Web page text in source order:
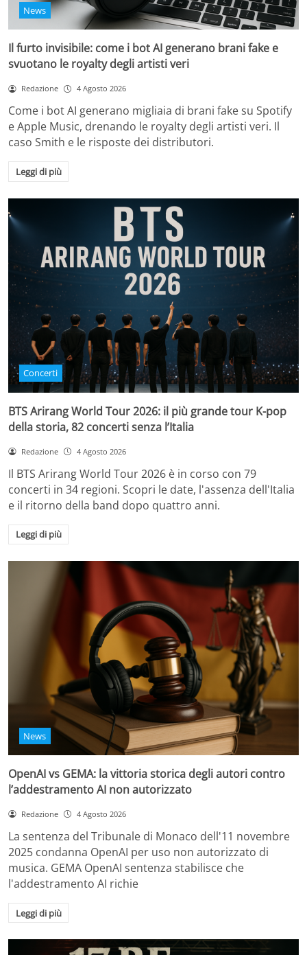
News
Il furto invisibile: come i bot AI generano brani fake e
svuotano le royalty degli artisti veri
Redazione 4 Agosto 2026
Come i bot AI generano migliaia di brani fake su Spotify
e Apple Music, drenando le royalty degli artisti veri. Il
caso Smith e le risposte dei distributori.
Leggi di più
Concerti
BTS Arirang World Tour 2026: il più grande tour K-pop
della storia, 82 concerti senza l’Italia
Redazione 4 Agosto 2026
Il BTS Arirang World Tour 2026 è in corso con 79
concerti in 34 regioni. Scopri le date, l'assenza dell'Italia
e il ritorno della band dopo quattro anni.
Leggi di più
News
OpenAI vs GEMA: la vittoria storica degli autori contro
l’addestramento AI non autorizzato
Redazione 4 Agosto 2026
La sentenza del Tribunale di Monaco dell'11 novembre
2025 condanna OpenAI per uso non autorizzato di
musica. GEMA OpenAI sentenza stabilisce che
l'addestramento AI richie
Leggi di più